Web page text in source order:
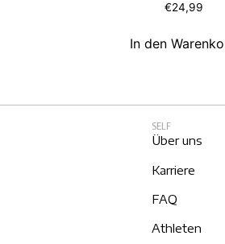
€24,99
In den
SELF
Über uns
Karriere
FAQ
Athleten